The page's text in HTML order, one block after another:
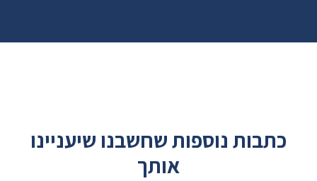
כתבות נוספות שחשבנו שיעניינו
אותך